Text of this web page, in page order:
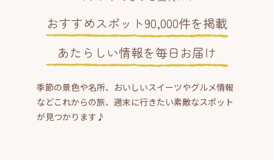
おすすめスポット90,000件を掲載
あたらしい情報を毎日お届け
季節の景色や名所、おいしいスイーツやグルメ情報
などこれからの旅、週末に行きたい素敵なスポット
が見つかります♪